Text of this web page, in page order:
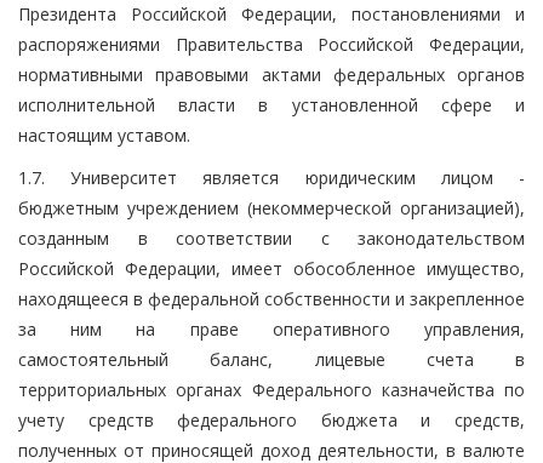
Президента Российской Федерации, постановлениями и
распоряжениями Правительства Российской Федерации,
нормативными правовыми актами федеральных органов
исполнительной власти в установленной сфере и
настоящим уставом.
1.7. Университет является юридическим лицом -
бюджетным учреждением (некоммерческой организацией),
созданным в соответствии с законодательством
Российской Федерации, имеет обособленное имущество,
находящееся в федеральной собственности и закрепленное
за ним на праве оперативного управления,
самостоятельный баланс, лицевые счета в
территориальных органах Федерального казначейства по
учету средств федерального бюджета и средств,
полученных от приносящей доход деятельности, в валюте